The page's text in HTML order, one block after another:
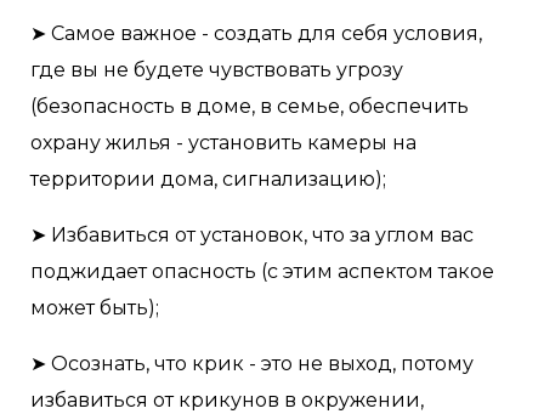
➤ Самое важное - создать для себя условия,
где вы не будете чувствовать угрозу
(безопасность в доме, в семье, обеспечить
охрану жилья - установить камеры на
территории дома, сигнализацию);
➤ Избавиться от установок, что за углом вас
поджидает опасность (с этим аспектом такое
может быть);
➤ Осознать, что крик - это не выход, потому
избавиться от крикунов в окружении,